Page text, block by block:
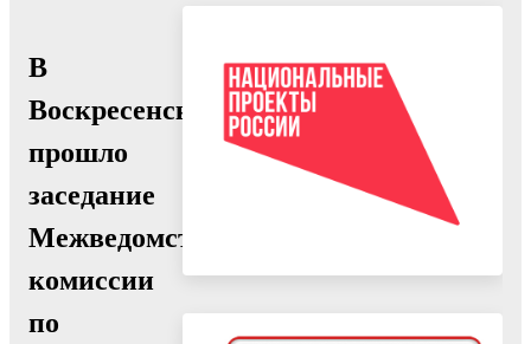
В
Воскресенске
прошло
заседание
Межведомственной
комиссии
по